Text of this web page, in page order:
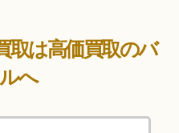
取は高価買取のバ
へ